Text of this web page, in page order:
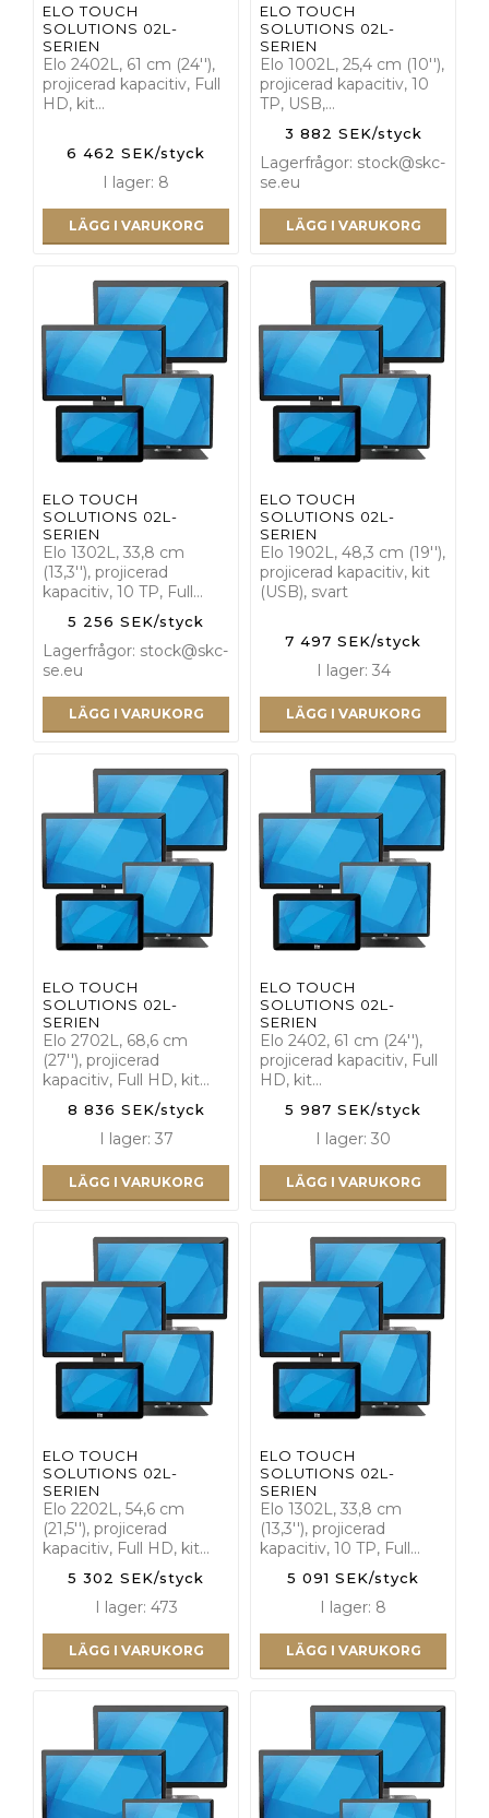
ELO TOUCH
SOLUTIONS 02L-
SERIEN
Elo 2402L, 61 cm (24''),
projicerad kapacitiv, Full
HD, kit…
6 462 SEK/styck
I lager: 8
LÄGG I VARUKORG
ELO TOUCH
SOLUTIONS 02L-
SERIEN
Elo 1002L, 25,4 cm (10''),
projicerad kapacitiv, 10
TP, USB,…
3 882 SEK/styck
Lagerfrågor: stock@skc-
se.eu
LÄGG I VARUKORG
ELO TOUCH
SOLUTIONS 02L-
SERIEN
Elo 1302L, 33,8 cm
(13,3''), projicerad
kapacitiv, 10 TP, Full…
5 256 SEK/styck
Lagerfrågor: stock@skc-
se.eu
LÄGG I VARUKORG
ELO TOUCH
SOLUTIONS 02L-
SERIEN
Elo 1902L, 48,3 cm (19''),
projicerad kapacitiv, kit
(USB), svart
7 497 SEK/styck
I lager: 34
LÄGG I VARUKORG
ELO TOUCH
SOLUTIONS 02L-
SERIEN
Elo 2702L, 68,6 cm
(27''), projicerad
kapacitiv, Full HD, kit…
8 836 SEK/styck
I lager: 37
LÄGG I VARUKORG
ELO TOUCH
SOLUTIONS 02L-
SERIEN
Elo 2402, 61 cm (24''),
projicerad kapacitiv, Full
HD, kit…
5 987 SEK/styck
I lager: 30
LÄGG I VARUKORG
ELO TOUCH
SOLUTIONS 02L-
SERIEN
Elo 2202L, 54,6 cm
(21,5''), projicerad
kapacitiv, Full HD, kit…
5 302 SEK/styck
I lager: 473
LÄGG I VARUKORG
ELO TOUCH
SOLUTIONS 02L-
SERIEN
Elo 1302L, 33,8 cm
(13,3''), projicerad
kapacitiv, 10 TP, Full…
5 091 SEK/styck
I lager: 8
LÄGG I VARUKORG